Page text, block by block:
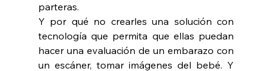
parteras.
Y por qué no crearles una solución con
tecnología que permita que ellas puedan
hacer una evaluación de un embarazo con
un escáner, tomar imágenes del bebé. Y